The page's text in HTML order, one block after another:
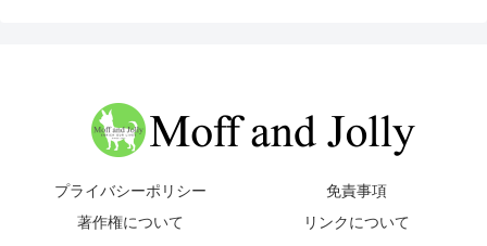
プライバシーポリシー
免責事項
著作権について
リンクについて